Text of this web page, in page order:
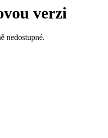
verzi
nedostupné.